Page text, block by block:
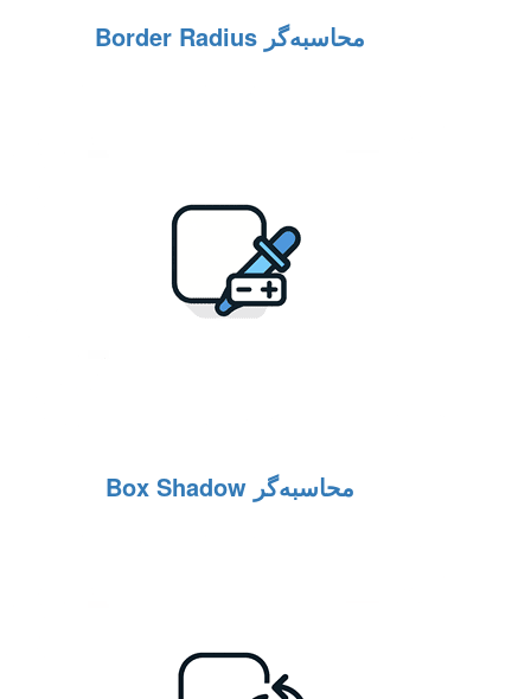
محاسبه‌گر Border Radius
محاسبه‌گر Box Shadow